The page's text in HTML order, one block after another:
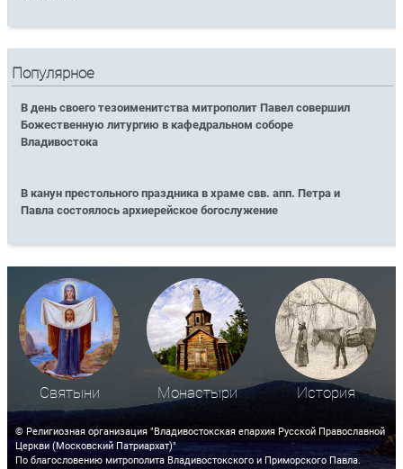
Популярное
В день своего тезоименитства митрополит Павел совершил
Божественную литургию в кафедральном соборе
Владивостока
В канун престольного праздника в храме свв. апп. Петра и
Павла состоялось архиерейское богослужение
Святыни Монастыри История
© Религиозная организация "Владивостокская епархия Русской Православной
Церкви (Московский Патриархат)"
По благословению митрополита Владивостокского и Приморского Павла.